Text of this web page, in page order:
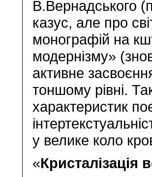
В.Вернадського
казус, але про
монографій на
модернізму»
активне
тоншому рівні.
характеристик
у велике коло
«Кристалізація